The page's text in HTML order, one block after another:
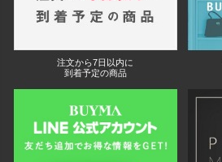
注文から7日以内に
到着予定の商品